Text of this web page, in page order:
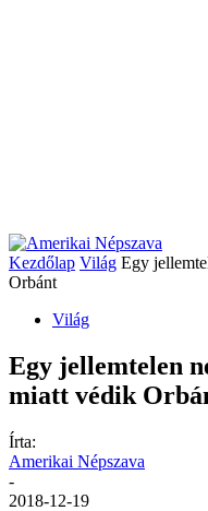
Kezdőlap Világ Egy
Orbánt
Világ
Egy jellemtelen
miatt védik
Írta:
Amerikai Népszava
-
2018-12-19